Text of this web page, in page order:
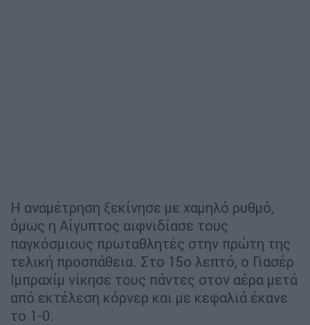
Η αναμέτρηση ξεκίνησε με χαμηλό ρυθμό,
όμως η Αίγυπτος αιφνιδίασε τους
παγκόσμιους πρωταθλητές στην πρώτη της
τελική προσπάθεια. Στο 15ο λεπτό, ο Γιασέρ
Ιμπραχίμ νίκησε τους πάντες στον αέρα μετά
από εκτέλεση κόρνερ και με κεφαλιά έκανε
το 1-0.